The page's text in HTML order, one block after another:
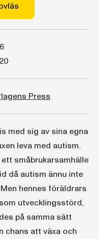
Press
med sig av sina egna
leva med autism.
småbrukarsamhälle
då autism ännu inte
hennes föräldrars
utvecklingsstörd,
på samma sätt
chans att växa och